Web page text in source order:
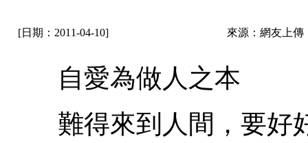
[日期：2011-04-10] 來源：網友上
自愛為做人之本
難得來到人間，要好